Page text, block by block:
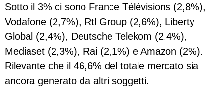
Sotto il 3% ci sono France Télévisions (2,8%),
Vodafone (2,7%), Rtl Group (2,6%), Liberty
Global (2,4%), Deutsche Telekom (2,4%),
Mediaset (2,3%), Rai (2,1%) e Amazon (2%).
Rilevante che il 46,6% del totale mercato sia
ancora generato da altri soggetti.